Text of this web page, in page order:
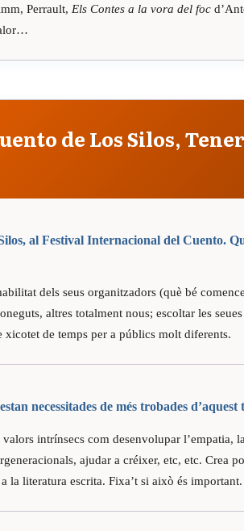
Perrault, Els Contes a la vora del foc
de Los Silos,
al Festival Internacional del Cuento.
dels seus organitzadors (què bé
altres totalment nous; escoltar les
de temps per a públics molt diferents.
necessitades de més trobades d’aquest
intrínsecs com desenvolupar l’empatia,
ajudar a créixer, etc, etc. Crea
la literatura escrita. Fixa’t si això és important.